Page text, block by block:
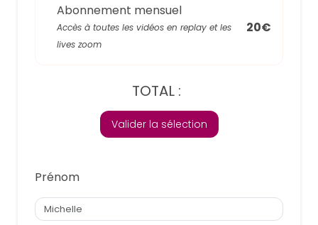
Abonnement mensuel
Accès à toutes les vidéos en replay et les
lives zoom
20€
TOTAL :
Valider la sélection
Prénom